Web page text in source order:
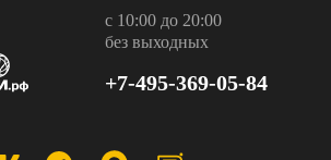
с 10:00 до 20:00
без выходных
+7-495-369-05-84